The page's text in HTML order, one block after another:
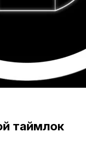
таймлок